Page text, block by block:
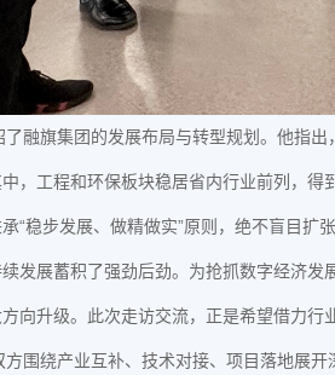
了融旗集团的发展布局与转型规划。他指
，工程和环保板块稳居省内行业前列，
“稳步发展、做精做实”原则，绝不盲目
发展蓄积了强劲后劲。为抢抓数字经济
向升级。此次走访交流，正是希望借力行
方围绕产业互补、技术对接、项目落地展